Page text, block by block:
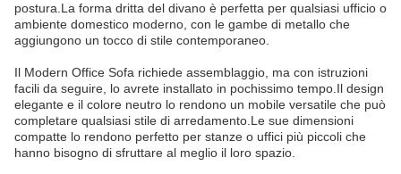
postura.La forma dritta del divano è perfetta per qualsiasi ufficio o
ambiente domestico moderno, con le gambe di metallo che
aggiungono un tocco di stile contemporaneo.
Il Modern Office Sofa richiede assemblaggio, ma con istruzioni
facili da seguire, lo avrete installato in pochissimo tempo.Il design
elegante e il colore neutro lo rendono un mobile versatile che può
completare qualsiasi stile di arredamento.Le sue dimensioni
compatte lo rendono perfetto per stanze o uffici più piccoli che
hanno bisogno di sfruttare al meglio il loro spazio.